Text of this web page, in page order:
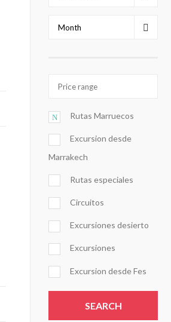
Rutas Marruecos
Excursion desde
Marrakech
Rutas especiales
Circuitos
Excursiones desierto
Excursiones
Excursion desde Fes